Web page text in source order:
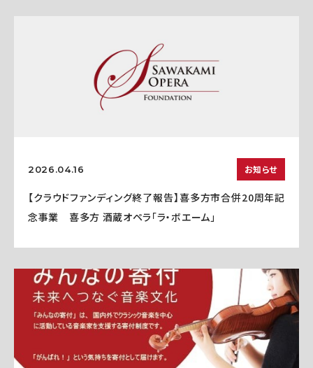
2026.04.16 お知らせ
【クラウドファンディング終了報告】喜多方市合併20周年記
念事業 喜多方 酒蔵オペラ「ラ・ボエーム」